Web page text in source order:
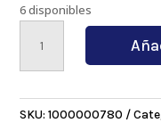
6 disponibles
6ACME
cantidad
SKU:1000000780